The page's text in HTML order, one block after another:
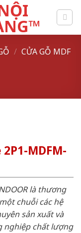
/ CỬA GỖ MDF
MDFM-
là thương
chuỗi các hệ
sản xuất và
nghiệp chất lượng